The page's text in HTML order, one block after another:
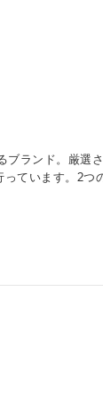
ランド。厳選
ています。2つ